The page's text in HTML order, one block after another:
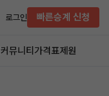
로그인 빠른승계 신청
커뮤니티 가격표제원